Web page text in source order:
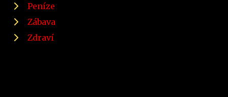
Peníze
Zábava
Zdraví